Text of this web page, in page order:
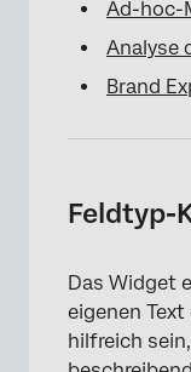
Ad-hoc-
Analyse
Brand
Feldtyp-
Das Widget
eigenen
hilfreich